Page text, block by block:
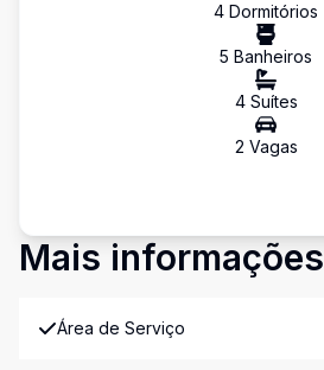
4 Dormitórios
5 Banheiros
4Suítes
2 Vagas
Mais informações
Área de Serviço